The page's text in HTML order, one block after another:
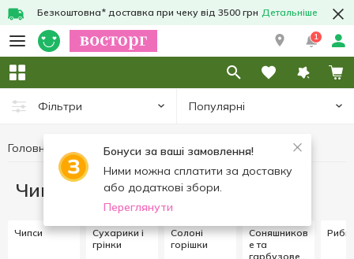
Безкоштовна* доставка при чеку від 3500 грн Детальніше
1
Фільтри Популярні
Бонуси за ваші замовлення!
Ними можна сплатити за доставку
або додаткові збори.
Переглянути
Головна Чипси та снеки
Чипси та снеки
Чипси
Cухарики і
грінки
Солоні
горішки
Соняшников
е та
гарбузове